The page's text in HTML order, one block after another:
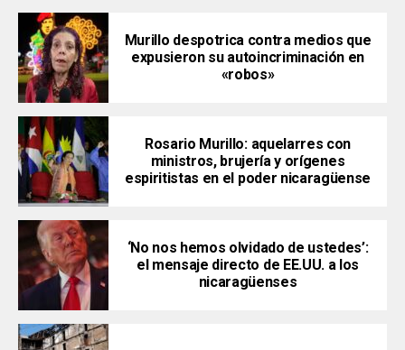
Murillo despotrica contra medios que
expusieron su autoincriminación en
«robos»
Rosario Murillo: aquelarres con
ministros, brujería y orígenes
espiritistas en el poder nicaragüense
‘No nos hemos olvidado de ustedes’:
el mensaje directo de EE.UU. a los
nicaragüenses